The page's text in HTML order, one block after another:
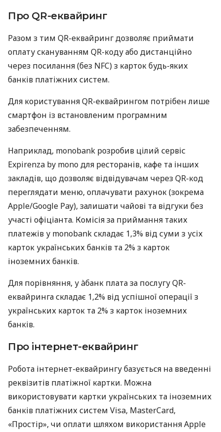
Про QR-еквайринг
Разом з тим QR-еквайринг дозволяє приймати
оплату скануванням QR-коду або дистанційно
через посилання (без NFC) з карток будь-яких
банків платіжних систем.
Для користування QR-еквайрингом потрібен лише
смартфон із встановленим програмним
забезпеченням.
Наприклад, monobank розробив цілий сервіс
Expirenza by mono для ресторанів, кафе та інших
закладів, що дозволяє відвідувачам через QR-код
переглядати меню, оплачувати рахунок (зокрема
Apple/Google Pay), залишати чайові та відгуки без
участі офіціанта. Комісія за приймання таких
платежів у monobank складає 1,3% від суми з усіх
карток українських банків та 2% з карток
іноземних банків.
Для порівняння, у àбанк плата за послугу QR-
еквайринга складає 1,2% від успішної операції з
українських карток та 2% з карток іноземних
банків.
Про інтернет-еквайринг
Робота інтернет-еквайрингу базується на введенні
реквізитів платіжної картки. Можна
використовувати картки українських та іноземних
банків платіжних систем Visa, MasterCard,
«Простір», чи оплати шляхом використання Apple